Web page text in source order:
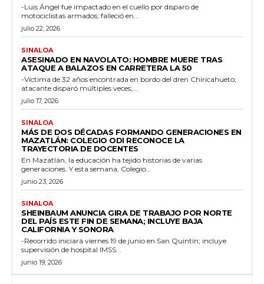
-Luis Ángel fue impactado en el cuello por disparo de
motociclistas armados; falleció en...
julio 22, 2026
SINALOA
ASESINADO EN NAVOLATO: HOMBRE MUERE TRAS
ATAQUE A BALAZOS EN CARRETERA LA 50
-Víctima de 32 años encontrada en bordo del dren Chiricahueto;
atacante disparó múltiples veces;...
julio 17, 2026
SINALOA
MÁS DE DOS DÉCADAS FORMANDO GENERACIONES EN
MAZATLÁN: COLEGIO ODI RECONOCE LA
TRAYECTORIA DE DOCENTES
En Mazatlán, la educación ha tejido historias de varias
generaciones. Y esta semana, Colegio...
junio 23, 2026
SINALOA
SHEINBAUM ANUNCIA GIRA DE TRABAJO POR NORTE
DEL PAÍS ESTE FIN DE SEMANA; INCLUYE BAJA
CALIFORNIA Y SONORA
-Recorrido iniciará viernes 19 de junio en San Quintín; incluye
supervisión de hospital IMSS...
junio 19, 2026